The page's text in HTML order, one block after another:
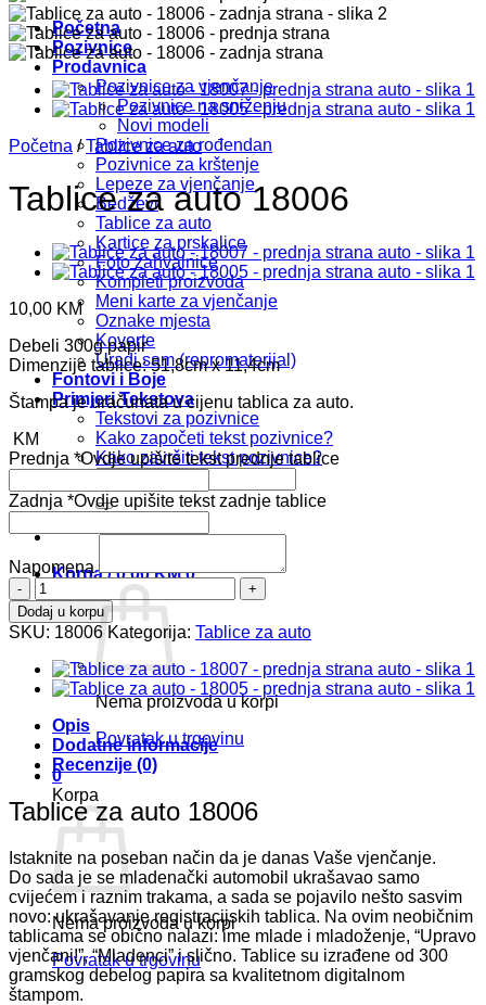
Početna
Pozivnice
Prodavnica
Pozivnice za vjenčanje
Pozivnice na sniženju
Novi modeli
Pozivnice za rođendan
Pozivnice za krštenje
Lepeze za vjenčanje
Bedževi
Tablice za auto
Kartice za prskalice
Foto zahvalnice
Kompleti proizvoda
Meni karte za vjenčanje
Oznake mjesta
Koverte
Uradi sam (repromaterijal)
Fontovi i Boje
Primjeri Tekstova
Tekstovi za pozivnice
Kako započeti tekst pozivnice?
Kako završiti tekst pozivnice?
Pretraži:
Korpa /0,00KM 0
Nema proizvoda u korpi
Povratak u trgovinu
0
Korpa
Nema proizvoda u korpi
Povratak u trgovinu
Početna / Tablice za auto
Tablice za auto 18006
10,00 KM
Debeli 300g papir
Dimenzije tablice: 51,8cm x 11,4cm
Štampa je uračunata u cijenu tablica za auto.
KM
Prednja *Ovdje upišite tekst prednje tablice
Zadnja *Ovdje upišite tekst zadnje tablice
Napomena
Tablice
za
auto
18006
količina
Dodaj u korpu
SKU: 18006 Kategorija: Tablice za auto
Opis
Dodatne informacije
Recenzije (0)
Tablice za auto 18006
Istaknite na poseban način da je danas Vaše vjenčanje.
Do sada je se mladenački automobil ukrašavao samo
cvijećem i raznim trakama, a sada se pojavilo nešto sasvim
novo: ukrašavanje registracijskih tablica. Na ovim neobičnim
tablicama se obično nalazi: ime mlade i mladoženje, “Upravo
vjenčani!”, “Mladenci” i slično. Tablice su izrađene od 300
gramskog debelog papira sa kvalitetnom digitalnom
štampom.